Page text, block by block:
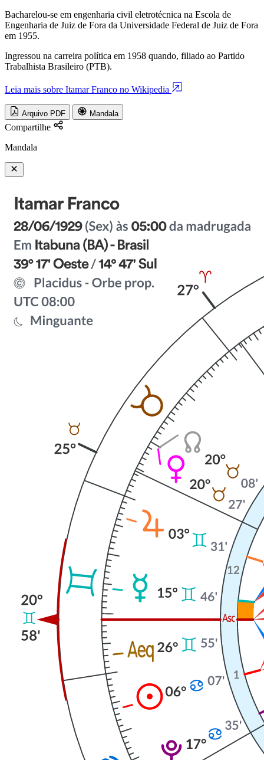
Bacharelou-se em engenharia civil eletrotécnica na Escola de
Engenharia de Juiz de Fora da Universidade Federal de Juiz de Fora
em 1955.
Ingressou na carreira política em 1958 quando, filiado ao Partido
Trabalhista Brasileiro (PTB).
Leia mais sobre Itamar Franco no Wikipedia
Arquivo PDF Mandala
Compartilhe
Mandala